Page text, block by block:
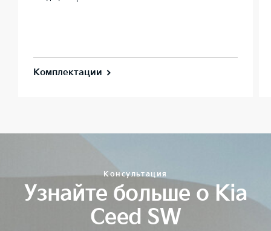
Комплектации
Консультация
Узнайте больше о Kia
Ceed SW